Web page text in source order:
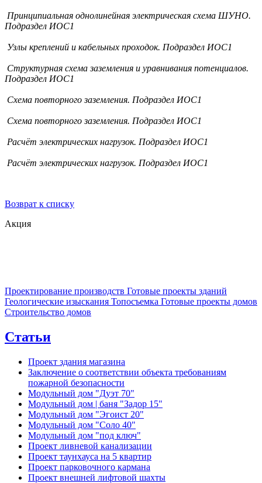
Принципиальная однолинейная электрическая схема ШУНО.
Подраздел ИОС1
Узлы креплений и кабельных проходок. Подраздел ИОС1
Структурная схема заземления и уравнивания потенциалов.
Подраздел ИОС1
Схема повторного заземления. Подраздел ИОС1
Схема повторного заземления. Подраздел ИОС1
Расчёт электрических нагрузок. Подраздел ИОС1
Расчёт электрических нагрузок. Подраздел ИОС1
Возврат к списку
Акция
Проектирование производств Готовые проекты зданий
Геологические изыскания Топосъемка Готовые проекты домов
Строительство домов
Статьи
Проект здания магазина
Заключение о соответствии объекта требованиям
пожарной безопасности
Модульный дом "Дуэт 70"
Модульный дом | баня "Задор 15"
Модульный дом "Эгоист 20"
Модульный дом "Соло 40"
Модульный дом "под ключ"
Проект ливневой канализации
Проект таунхауса на 5 квартир
Проект парковочного кармана
Проект внешней лифтовой шахты